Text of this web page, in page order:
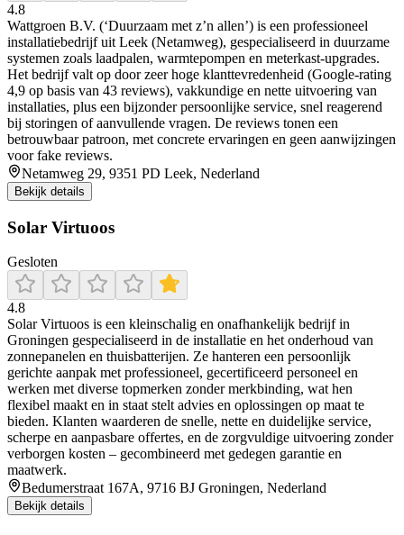
4.8
Wattgroen B.V. (‘Duurzaam met z’n allen’) is een professioneel
installatiebedrijf uit Leek (Netamweg), gespecialiseerd in duurzame
systemen zoals laadpalen, warmtepompen en meterkast-upgrades.
Het bedrijf valt op door zeer hoge klanttevredenheid (Google-rating
4,9 op basis van 43 reviews), vakkundige en nette uitvoering van
installaties, plus een bijzonder persoonlijke service, snel reagerend
bij storingen of aanvullende vragen. De reviews tonen een
betrouwbaar patroon, met concrete ervaringen en geen aanwijzingen
voor fake reviews.
Netamweg 29, 9351 PD Leek, Nederland
Bekijk details
Solar Virtuoos
Gesloten
4.8
Solar Virtuoos is een kleinschalig en onafhankelijk bedrijf in
Groningen gespecialiseerd in de installatie en het onderhoud van
zonnepanelen en thuisbatterijen. Ze hanteren een persoonlijk
gerichte aanpak met professioneel, gecertificeerd personeel en
werken met diverse topmerken zonder merkbinding, wat hen
flexibel maakt en in staat stelt advies en oplossingen op maat te
bieden. Klanten waarderen de snelle, nette en duidelijke service,
scherpe en aanpasbare offertes, en de zorgvuldige uitvoering zonder
verborgen kosten – gecombineerd met gedegen garantie en
maatwerk.
Bedumerstraat 167A, 9716 BJ Groningen, Nederland
Bekijk details